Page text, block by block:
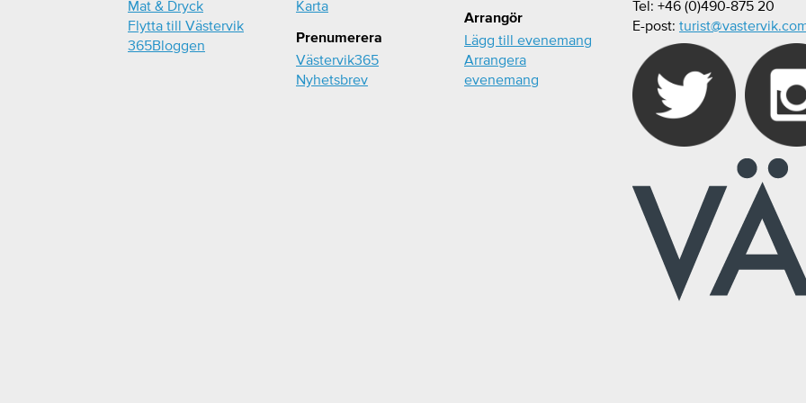
Mat & Dryck
Flytta till Västervik
365Bloggen
Karta
Prenumerera
Västervik365
Nyhetsbrev
Arrangör
Lägg till evenemang
Arrangera
evenemang
Tel: +46 (0)490-875 20
E-post: